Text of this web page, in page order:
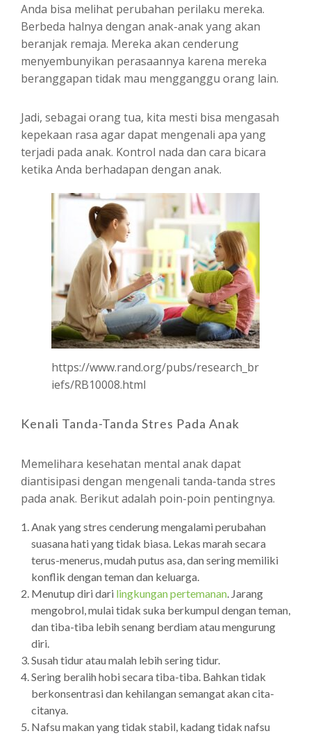
Anda bisa melihat perubahan perilaku mereka.
Berbeda halnya dengan anak-anak yang akan
beranjak remaja. Mereka akan cenderung
menyembunyikan perasaannya karena mereka
beranggapan tidak mau mengganggu orang lain.
Jadi, sebagai orang tua, kita mesti bisa mengasah
kepekaan rasa agar dapat mengenali apa yang
terjadi pada anak. Kontrol nada dan cara bicara
ketika Anda berhadapan dengan anak.
https://www.rand.org/pubs/research_br
iefs/RB10008.html
Kenali Tanda-Tanda Stres Pada Anak
Memelihara kesehatan mental anak dapat
diantisipasi dengan mengenali tanda-tanda stres
pada anak. Berikut adalah poin-poin pentingnya.
Anak yang stres cenderung mengalami perubahan
suasana hati yang tidak biasa. Lekas marah secara
terus-menerus, mudah putus asa, dan sering memiliki
konflik dengan teman dan keluarga.
Menutup diri dari lingkungan pertemanan. Jarang
mengobrol, mulai tidak suka berkumpul dengan teman,
dan tiba-tiba lebih senang berdiam atau mengurung
diri.
Susah tidur atau malah lebih sering tidur.
Sering beralih hobi secara tiba-tiba. Bahkan tidak
berkonsentrasi dan kehilangan semangat akan cita-
citanya.
Nafsu makan yang tidak stabil, kadang tidak nafsu